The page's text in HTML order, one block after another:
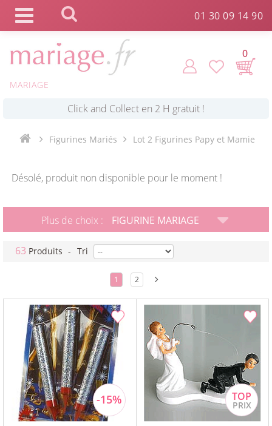
01 30 09 14 90
MARIAGE
0
Commande expédiée en 24h !
Click and Collect en 2 H gratuit !
Figurines Mariés Lot 2 Figurines Papy et Mamie
Désolé, produit non disponible pour le moment !
Plus de choix : FIGURINE MARIAGE
63 Produits - Tri
1 2
Panneau de gestion des cookies